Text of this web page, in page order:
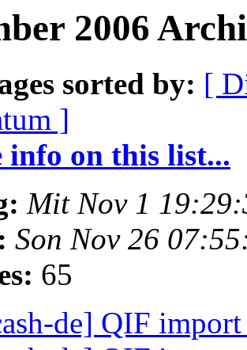
2006
sorted by: [
]
info on this list...
Mit Nov 1
Son Nov 26
65
de] QIF